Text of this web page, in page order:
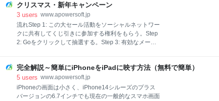
という動画ダウンロードソフトが役立ちます。 下のボ
タンをクリックして「動画ダウンロード無双」をイン
ストールできます。 無料ダウンロード もっと知りたい
☛ 超人気動画サイト10選 ☛ 無料の韓国ドラマサイ
ト 無料映画サイト トップ6 映画・ドラマまとめ この
配信はしていません。映画資源が満載なほか、またド
ラマ、海外ドラマ、スペシャルドラマなどのリソース
と、間違
クリスマス・新年キャンペーン
3 users www.apowersoft.jp
流れStep 1: この大セール活動をソーシャルネットワー
クに共有してくじ引きに参加する権利をもらう。Step
2: Goをクリックして抽選する。Step 3: 有効なメール
完全解説～簡単にiPhoneをiPadに映す方法（無料で簡単）
5 users www.apowersoft.jp
iPhoneの画面は小さく、iPhone14シルーズのプラス
バージョンの6.7インチでも現在の一般的なスマホ画面